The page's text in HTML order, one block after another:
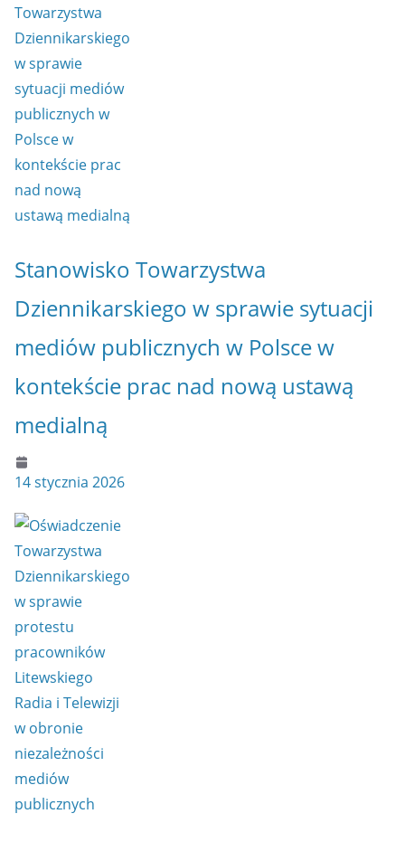
Stanowisko Towarzystwa
Dziennikarskiego w sprawie sytuacji
mediów publicznych w Polsce w
kontekście prac nad nową ustawą
medialną
14 stycznia 2026